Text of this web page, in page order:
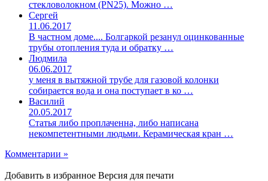
стекловолокном (PN25). Можно …
Сергей
11.06.2017
В частном доме.... Болгаркой резанул оцинкованные
трубы отопления туда и обратку …
Людмила
06.06.2017
у меня в вытяжной трубе для газовой колонки
собирается вода и она поступает в ко …
Василий
20.05.2017
Статья либо проплаченна, либо написана
некомпетентными людьми. Керамическая кран …
Комментарии »
Добавить в избранное Версия для печати